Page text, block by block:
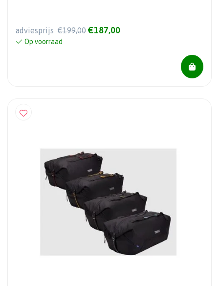
adviesprijs €199,00 €187,00
Op voorraad